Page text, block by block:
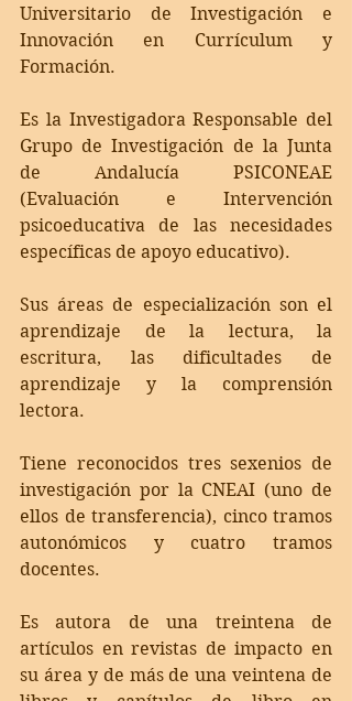
Universitario de Investigación e
Innovación en Currículum y
Formación.
Es la Investigadora Responsable del
Grupo de Investigación de la Junta
de Andalucía PSICONEAE
(Evaluación e Intervención
psicoeducativa de las necesidades
específicas de apoyo educativo).
Sus áreas de especialización son el
aprendizaje de la lectura, la
escritura, las dificultades de
aprendizaje y la comprensión
lectora.
Tiene reconocidos tres sexenios de
investigación por la CNEAI (uno de
ellos de transferencia), cinco tramos
autonómicos y cuatro tramos
docentes.
Es autora de una treintena de
artículos en revistas de impacto en
su área y de más de una veintena de